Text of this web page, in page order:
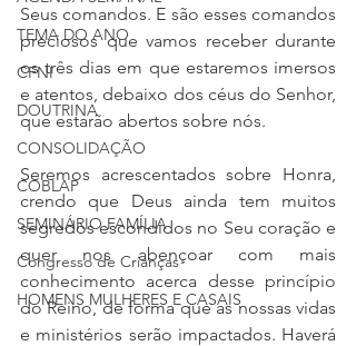
TEMA DO ANO
CFNI
DOUTRINA
CONSOLIDAÇÃO
COBLAP
SEMINÁRIO FAMÍLIA
Congresso de Crianças
HOMENS MULHERES E CASAIS
Seus comandos. E são esses comandos
preciosos que vamos receber durante
os três dias em que estaremos imersos
e atentos, debaixo dos céus do Senhor,
que estarão abertos sobre nós.
Seremos acrescentados sobre Honra,
crendo que Deus ainda tem muitos
segredos escondidos no Seu coração e
quer nos abençoar com mais
conhecimento acerca desse princípio
do Reino, de forma que as nossas vidas
e ministérios serão impactados. Haverá